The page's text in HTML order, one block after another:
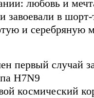
любовь и
завоевали в шорт-
и серебряную
первый случай
H7N9
космический